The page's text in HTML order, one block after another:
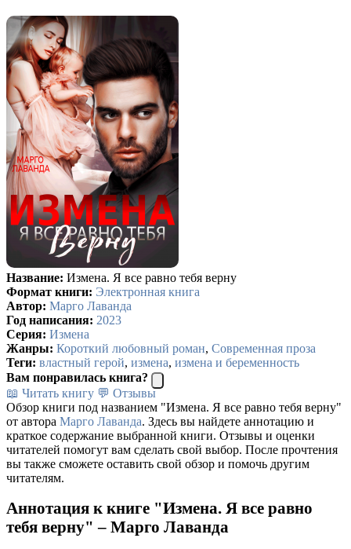
Название: Измена. Я все равно тебя верну
Формат книги: Электронная книга
Автор: Марго Лаванда
Год написания: 2023
Серия: Измена
Жанры: Короткий любовный роман, Современная проза
Теги: властный герой, измена, измена и беременность
Вам понравилась книга?
📖 Читать книгу 💬 Отзывы
Обзор книги под названием "Измена. Я все равно тебя верну"
от автора Марго Лаванда. Здесь вы найдете аннотацию и
краткое содержание выбранной книги. Отзывы и оценки
читателей помогут вам сделать свой выбор. После прочтения
вы также сможете оставить свой обзор и помочь другим
читателям.
Аннотация к книге "Измена. Я все равно
тебя верну" – Марго Лаванда